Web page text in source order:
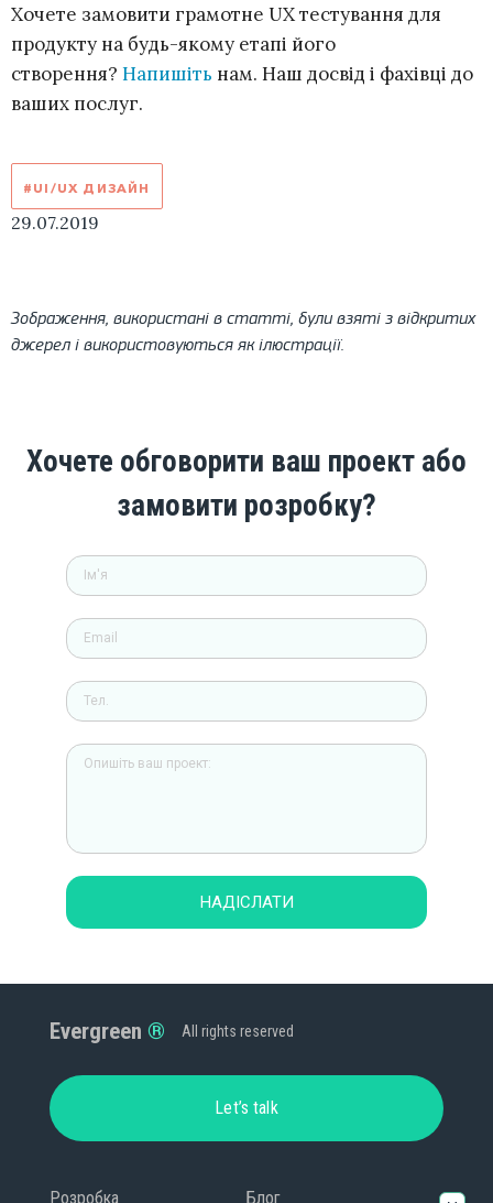
Хочете замовити грамотне UX тестування для
продукту на будь-якому етапі його
створення? Напишіть нам. Наш досвід і фахівці до
ваших послуг.
#UI/UX ДИЗАЙН
29.07.2019
Зображення, використані в статті, були взяті з відкритих
джерел і використовуються як ілюстрації.
Хочете обговорити ваш проект або
замовити розробку?
НАДІСЛАТИ
Evergreen All rights reserved
Let’s talk
Розробка Блог